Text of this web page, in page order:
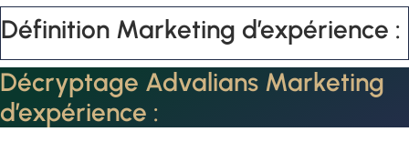
Définition Marketing d’expérience :
Décryptage Advalians Marketing
d’expérience :